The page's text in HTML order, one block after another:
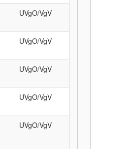
UVgO/VgV
UVgO/VgV
UVgO/VgV
UVgO/VgV
UVgO/VgV